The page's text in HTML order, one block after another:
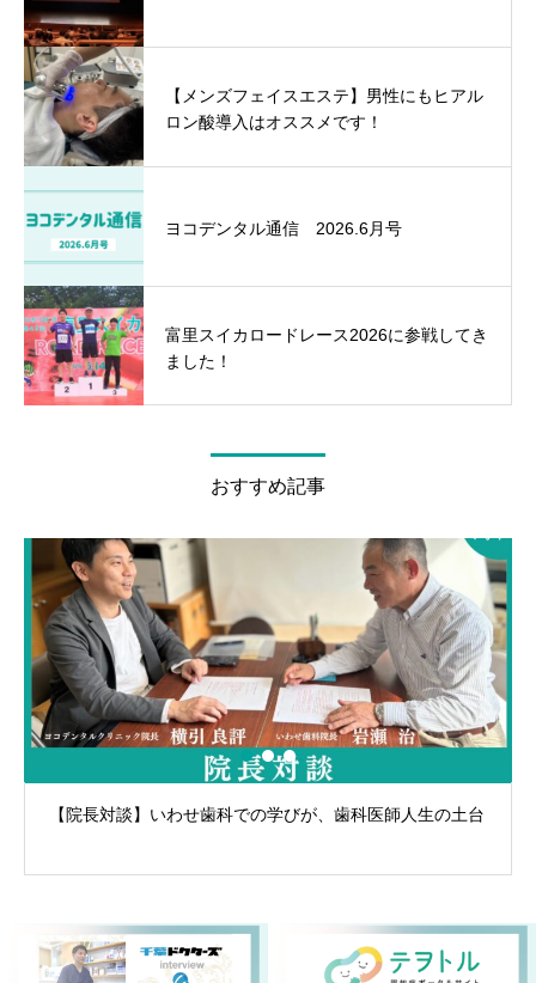
【メンズフェイスエステ】男性にもヒアル
ロン酸導入はオススメです！
ヨコデンタル通信 2026.6月号
富里スイカロードレース2026に参戦してき
ました！
おすすめ記事
【院長対談】いわせ歯科での学びが、歯科医師人生の土台